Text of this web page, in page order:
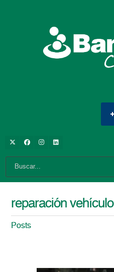
reparación vehículo
Posts